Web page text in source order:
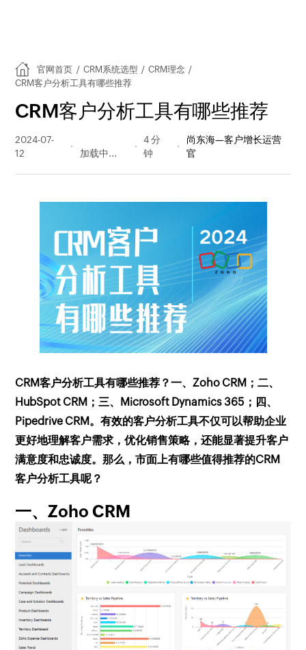
官网首页 / CRM系统选型 / CRM理念 /
CRM客户分析工具有哪些推荐
CRM客户分析工具有哪些推荐
2024-07-
12
量
4 分
钟
尚东海—客户增长运营
官
CRM客户分析工具有哪些推荐？一、Zoho CRM；二、
HubSpot CRM；三、Microsoft Dynamics 365；四、
Pipedrive CRM。有效的客户分析工具不仅可以帮助企业
更好地理解客户需求，优化销售策略，还能显著提升客户
满意度和忠诚度。那么，市面上有哪些值得推荐的CRM
客户分析工具呢？
一、Zoho CRM